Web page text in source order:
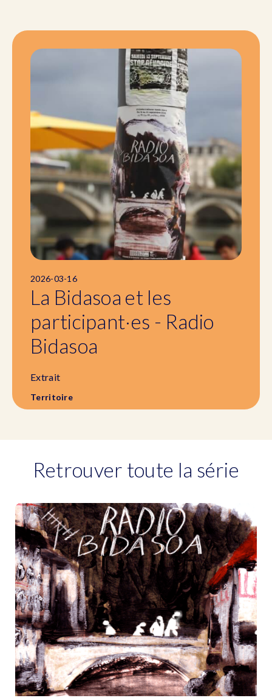
2026-03-16
La Bidasoa et les
participant·es - Radio
Bidasoa
Extrait
Territoire
Retrouver toute la série